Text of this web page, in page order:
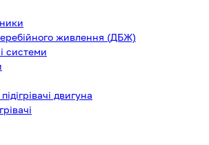
живлення (ДБЖ)
системи
двигуна